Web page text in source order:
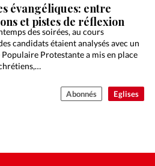
Eglises
évangéliques: entre
et pistes de réflexion
des soirées, au cours
candidats étaient analysés avec un
Protestante a mis en place
Abonnés